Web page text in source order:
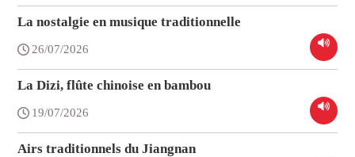
La nostalgie en musique traditionnelle
26/07/2026
La Dizi, flûte chinoise en bambou
19/07/2026
Airs traditionnels du Jiangnan